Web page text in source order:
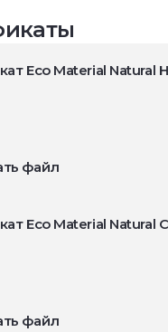
Eco Material Natural
файл
Eco Material Natural
файл